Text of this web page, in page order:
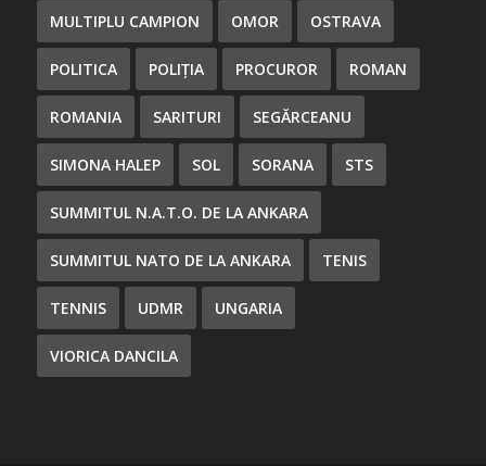
MULTIPLU CAMPION OMOR OSTRAVA
POLITICA POLIȚIA PROCUROR ROMAN
ROMANIA SARITURI SEGĂRCEANU
SIMONA HALEP SOL SORANA STS
SUMMITUL N.A.T.O. DE LA ANKARA
SUMMITUL NATO DE LA ANKARA TENIS
TENNIS UDMR UNGARIA
VIORICA DANCILA